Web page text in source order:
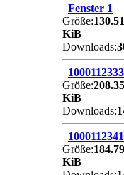
Fenster 1
Größe:130.51
KiB
Downloads:
1000112333
Größe:208.35
KiB
Downloads:
1000112341
Größe:184.79
KiB